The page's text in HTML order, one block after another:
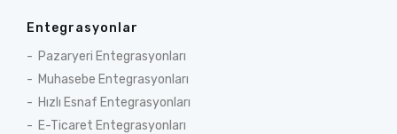
Entegrasyonlar
Pazaryeri Entegrasyonları
Muhasebe Entegrasyonları
Hızlı Esnaf Entegrasyonları
E-Ticaret Entegrasyonları